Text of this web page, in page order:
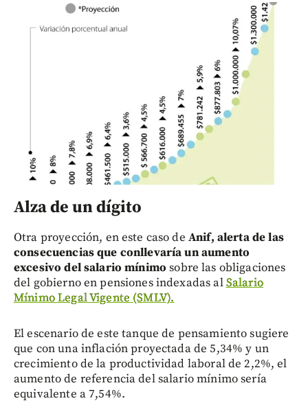
Alza de un dígito
Otra proyección, en este caso de Anif, alerta de las
consecuencias que conllevaría un aumento
excesivo del salario mínimo sobre las obligaciones
del gobierno en pensiones indexadas alSalario
Mínimo Legal Vigente (SMLV).
El escenario de este tanque de pensamiento sugiere
que con una inflación proyectada de 5,34% y un
crecimiento de la productividad laboral de 2,2%, el
aumento de referencia del salario mínimo sería
equivalente a 7,54%.